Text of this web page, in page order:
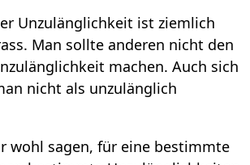
Unzulänglichkeit ist ziemlich
Man sollte anderen nicht den
machen. Auch sich
nicht als unzulänglich
wohl sagen, für eine bestimmte